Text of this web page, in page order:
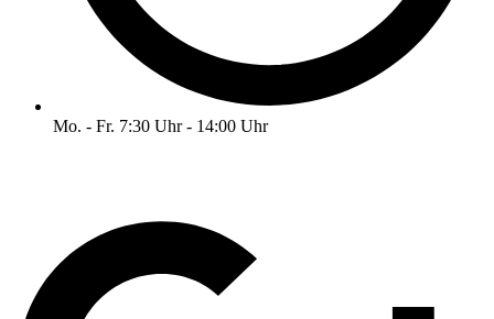
Mo. - Fr. 7:30 Uhr - 14:00 Uhr